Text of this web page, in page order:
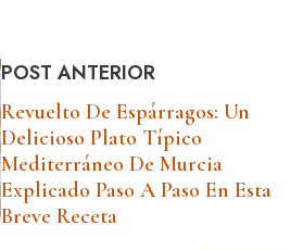
POST ANTERIOR
Revuelto De Espárragos: Un
Delicioso Plato Típico
Mediterráneo De Murcia
Explicado Paso A Paso En Esta
Breve Receta